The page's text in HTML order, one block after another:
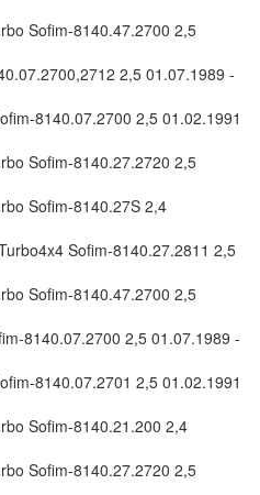
Sofim-8140.47.2700 2,5
2,5 01.07.1989 -
8140.07.2700 2,5 01.02.1991
Sofim-8140.27.2720 2,5
Sofim-8140.27S 2,4
Sofim-8140.27.2811 2,5
Sofim-8140.47.2700 2,5
8140.07.2700 2,5 01.07.1989 -
8140.07.2701 2,5 01.02.1991
Sofim-8140.21.200 2,4
Sofim-8140.27.2720 2,5